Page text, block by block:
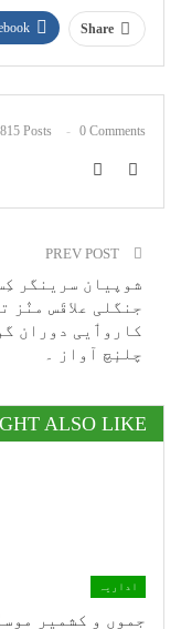
Share
Posts 0 Comments
شوپیان سرینگر
جنگلی علاقَس منٛز
کاروٲیی دوران
چلنٕچ آواز ۔
ALSO LIKE
اداریہ
جموں و کشمیر